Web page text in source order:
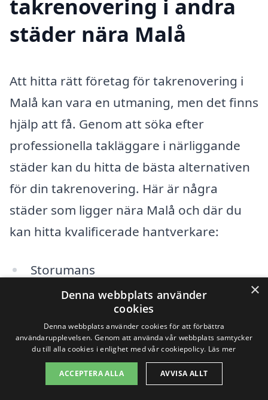
takrenovering i andra
städer nära Malå
Att hitta rätt företag för takrenovering i
Malå kan vara en utmaning, men det finns
hjälp att få. Genom att söka efter
professionella takläggare i närliggande
städer kan du hitta de bästa alternativen
för din takrenovering. Här är några
städer som ligger nära Malå och där du
kan hitta kvalificerade hantverkare:
Storumans
Sorsele
Lycksele
Dorotea
Norsjö
×
Denna webbplats använder
cookies
Denna webbplats använder cookies för att förbättra
användarupplevelsen. Genom att använda vår webbplats samtycker
du till alla cookies i enlighet med vår cookiepolicy. Läs mer
ACCEPTERA ALLA AVVISA ALLT